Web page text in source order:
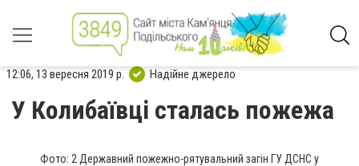
12:06, 13 вересня 2019 р. Надійне джерело
У Колибаївці сталась пожежа
Фото: 2 Державний пожежно-рятувальний загін ГУ ДСНС у